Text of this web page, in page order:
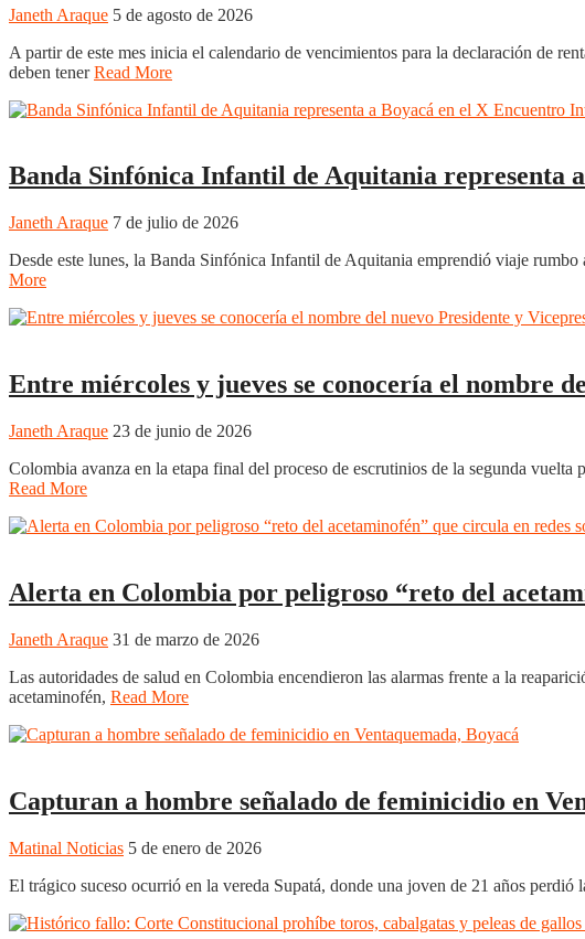
Janeth Araque 5 de agosto de 2026
A partir de este mes inicia el calendario de vencimientos para la declaración de
deben tenerRead More
Banda Sinfónica Infantil de Aquitania representa
Janeth Araque 7 de julio de 2026
Desde este lunes, la Banda Sinfónica Infantil de Aquitania emprendió viaje
More
Entre miércoles y jueves se conocería el nombre
Janeth Araque 23 de junio de 2026
Colombia avanza en la etapa final del proceso de escrutinios de la segunda
Read More
Alerta en Colombia por peligroso “reto del
Janeth Araque 31 de marzo de 2026
Las autoridades de salud en Colombia encendieron las alarmas frente a la
acetaminofén, Read More
Capturan a hombre señalado de feminicidio en
Matinal Noticias 5 de enero de 2026
El trágico suceso ocurrió en la vereda Supatá, donde una joven de 21 años